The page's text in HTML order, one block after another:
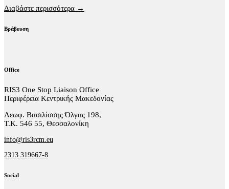
Διαβάστε περισσότερα →
Βράβευση
Office
RIS3 One Stop Liaison Office
Περιφέρεια Κεντρικής Μακεδονίας
Λεωφ. Βασιλίσσης Όλγας 198,
Τ.Κ. 546 55, Θεσσαλονίκη
info@ris3rcm.eu
2313 319667-8
Social